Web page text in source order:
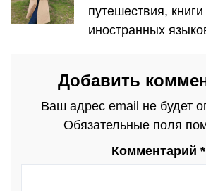
путешествия,
иностранных
Добавить
Ваш адрес email не будет
Обязательные поля
Комментарий *